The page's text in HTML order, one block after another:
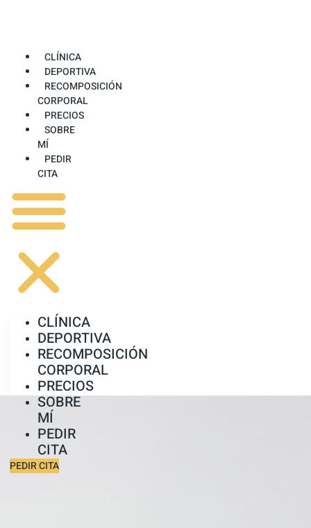
CLÍNICA
DEPORTIVA
RECOMPOSICIÓN
CORPORAL
PRECIOS
SOBRE
MÍ
PEDIR
CITA
CLÍNICA
DEPORTIVA
RECOMPOSICIÓN
CORPORAL
PRECIOS
SOBRE
MÍ
PEDIR
CITA
PEDIR CITA